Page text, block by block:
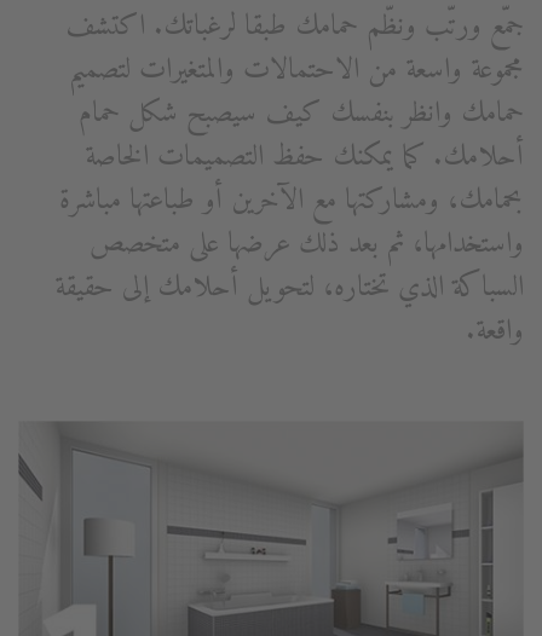
جمّع ورتّب ونظّم حمامك طبقا لرغباتك. اكتشف
مجموعة واسعة من الاحتمالات والمتغيرات لتصميم
حمامك وانظر بنفسك كيف سيصبح شكل حمام
أحلامك. كما يمكنك حفظ التصميمات الخاصة
بحمامك، ومشاركتها مع الآخرين أو طباعتها مباشرة
واستخدامها، ثم بعد ذلك عرضها على متخصص
السباكة الذي تختاره، لتحويل أحلامك إلى حقيقة
واقعة.